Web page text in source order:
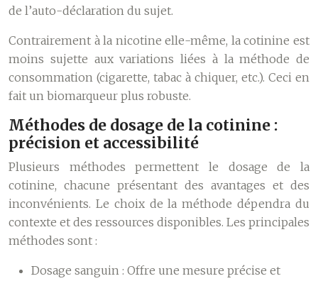
de l’auto-déclaration du sujet.
Contrairement à la nicotine elle-même, la cotinine est
moins sujette aux variations liées à la méthode de
consommation (cigarette, tabac à chiquer, etc.). Ceci en
fait un biomarqueur plus robuste.
Méthodes de dosage de la cotinine :
précision et accessibilité
Plusieurs méthodes permettent le dosage de la
cotinine, chacune présentant des avantages et des
inconvénients. Le choix de la méthode dépendra du
contexte et des ressources disponibles. Les principales
méthodes sont :
Dosage sanguin : Offre une mesure précise et